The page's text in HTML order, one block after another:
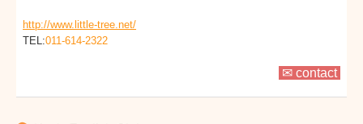
http://www.little-tree.net/
TEL:011-614-2322
✉ contact